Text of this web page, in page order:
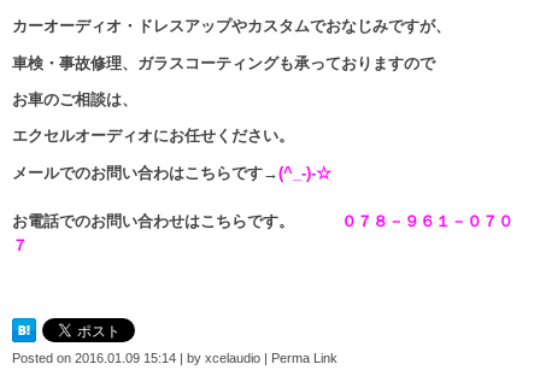
カーオーディオ・ドレスアップやカスタムでおなじみですが、
車検・事故修理、ガラスコーティングも承っておりますので
お車のご相談は、
エクセルオーディオにお任せください。
メールでのお問い合わはこちらです→(^_-)-☆
お電話でのお問い合わせはこちらです。
０７８－９６１－０７０
７
Posted on 2016.01.09 15:14 | by xcelaudio | Perma Link